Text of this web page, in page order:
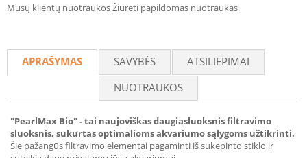
Mūsų klientų nuotraukosŽiūrėti papildomas nuotraukas
APRAŠYMAS SAVYBĖS
ATSILIEPIMAI
NUOTRAUKOS
"PearlMax Bio" - tai naujoviškas daugiasluoksnis filtravimo
sluoksnis, sukurtas optimalioms akvariumo sąlygoms užtikrinti.
Šie pažangūs filtravimo elementai pagaminti iš sukepinto stiklo ir